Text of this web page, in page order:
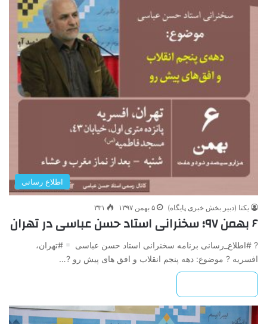
اطلاع رسانی
یکتا (دبیر بخش خبری پایگاه) ۵ بهمن ۱۳۹۷ ۳۳۱
۶ بهمن ۹۷؛ سخنرانی استاد حسن عباسی در تهران
? #اطلاع_رسانی برنامه سخنرانی استاد حسن عباسی
#تهران،
افسریه ? موضوع: دهه پنجم انقلاب و افق های پیش رو ?…